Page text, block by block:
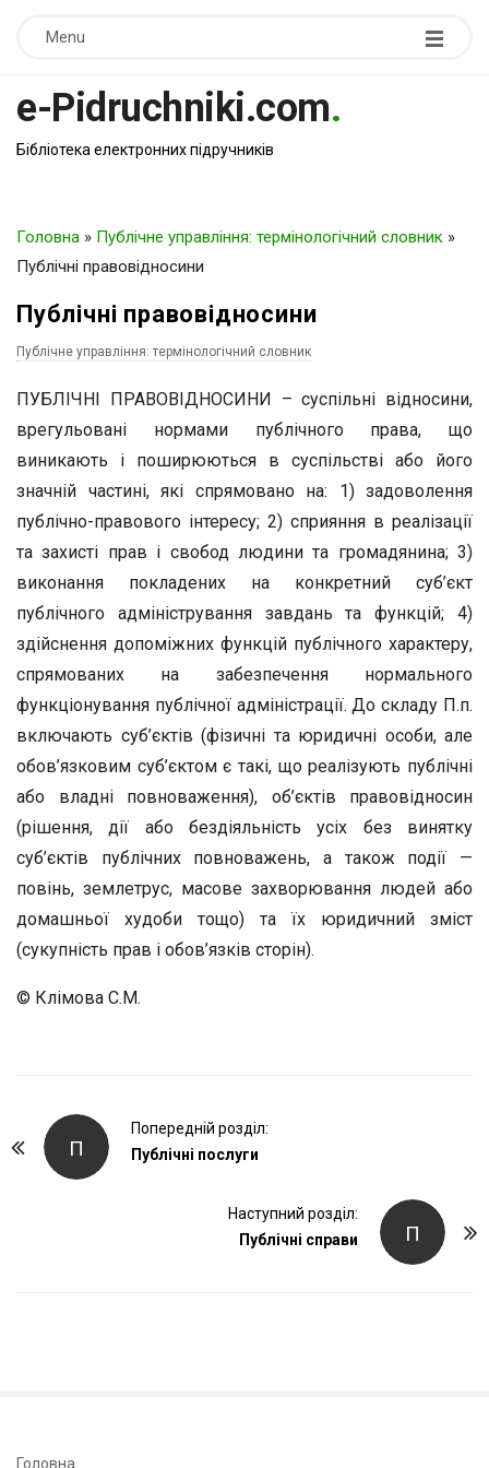
Menu
e-Pidruchniki.com.
Бібліотека електронних підручників
Головна » Публічне управління: термінологічний словник »
Публічні правовідносини
Публічні правовідносини
Публічне управління: термінологічний словник
ПУБЛІЧНІ ПРАВОВІДНОСИНИ – суспільні відносини,
врегульовані нормами публічного права, що
виникають і поширюються в суспільстві або його
значній частині, які спрямовано на: 1) задоволення
публічно-правового інтересу; 2) сприяння в реалізації
та захисті прав і свобод людини та громадянина; 3)
виконання покладених на конкретний суб’єкт
публічного адміністрування завдань та функцій; 4)
здійснення допоміжних функцій публічного характеру,
спрямованих на забезпечення нормального
функціонування публічної адміністрації. До складу П.п.
включають суб’єктів (фізичні та юридичні особи, але
обов’язковим суб’єктом є такі, що реалізують публічні
або владні повноваження), об’єктів правовідносин
(рішення, дії або бездіяльність усіх без винятку
суб’єктів публічних повноважень, а також події —
повінь, землетрус, масове захворювання людей або
домашньої худоби тощо) та їх юридичний зміст
(сукупність прав і обов’язків сторін).
© Клімова С.М.
П
Попередній розділ:
Публічні послуги
П
Наступний розділ:
Публічні справи
Головна